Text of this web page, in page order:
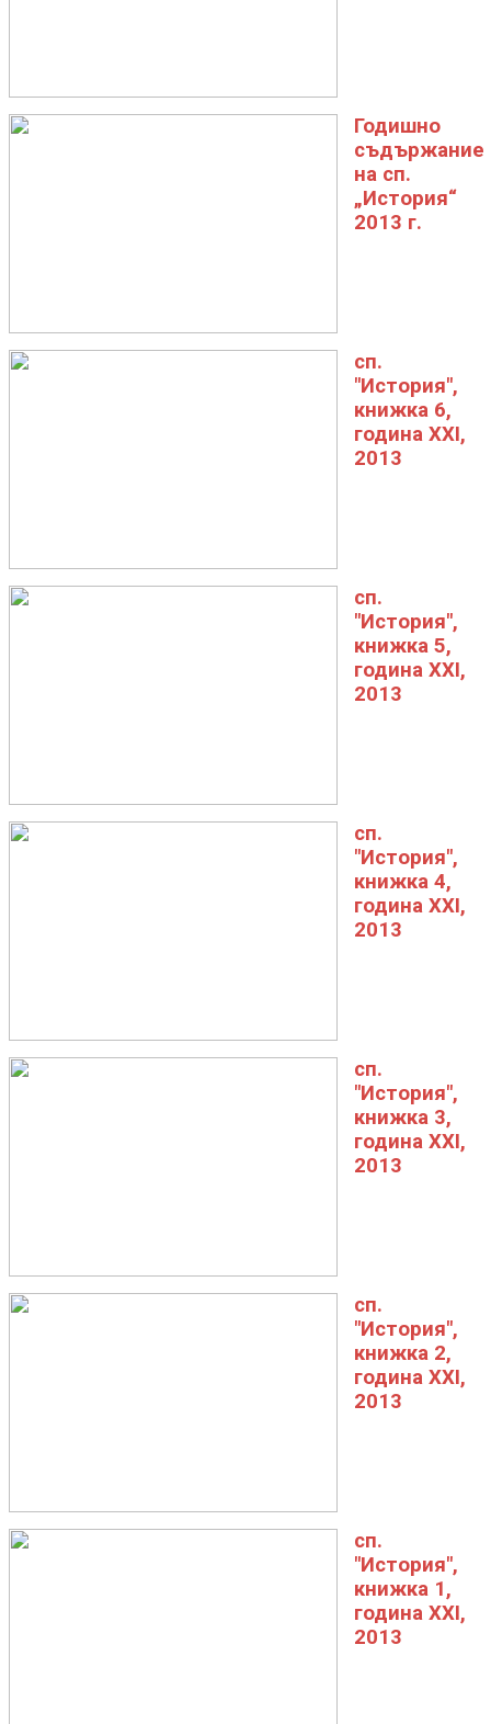
Годишно
съдържание
на сп.
„История“
2013 г.
сп.
"История",
книжка 6,
година XXI,
2013
сп.
"История",
книжка 5,
година XXI,
2013
сп.
"История",
книжка 4,
година XXI,
2013
сп.
"История",
книжка 3,
година XXI,
2013
сп.
"История",
книжка 2,
година XXI,
2013
сп.
"История",
книжка 1,
година XXI,
2013